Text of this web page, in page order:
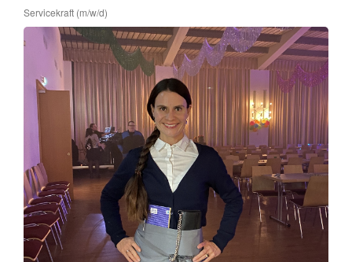
Servicekraft (m/w/d)